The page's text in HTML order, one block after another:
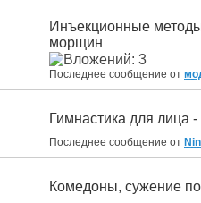
Инъекционные
морщин
Последнее сообщение от
Гимнастика для лица -
Последнее сообщение от
Комедоны, сужение